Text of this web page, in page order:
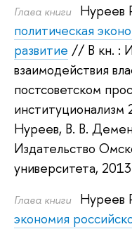
Глава книги Нуреев
политическая
развитие // В кн. :
взаимодействия
постсоветском
институционализм
Нуреев, В. В.
Издательство
университета,
Глава книги Нуреев
экономия